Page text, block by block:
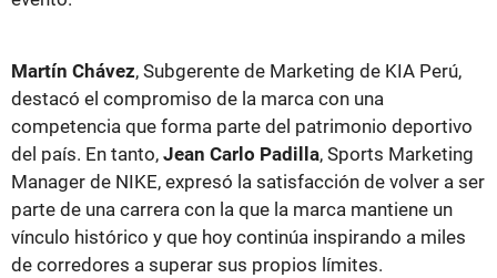
Martín Chávez, Subgerente de Marketing de KIA Perú,
destacó el compromiso de la marca con una
competencia que forma parte del patrimonio deportivo
del país. En tanto, Jean Carlo Padilla, Sports Marketing
Manager de NIKE, expresó la satisfacción de volver a ser
parte de una carrera con la que la marca mantiene un
vínculo histórico y que hoy continúa inspirando a miles
de corredores a superar sus propios límites.